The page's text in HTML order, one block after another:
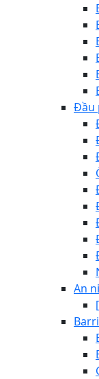
Đầu
An